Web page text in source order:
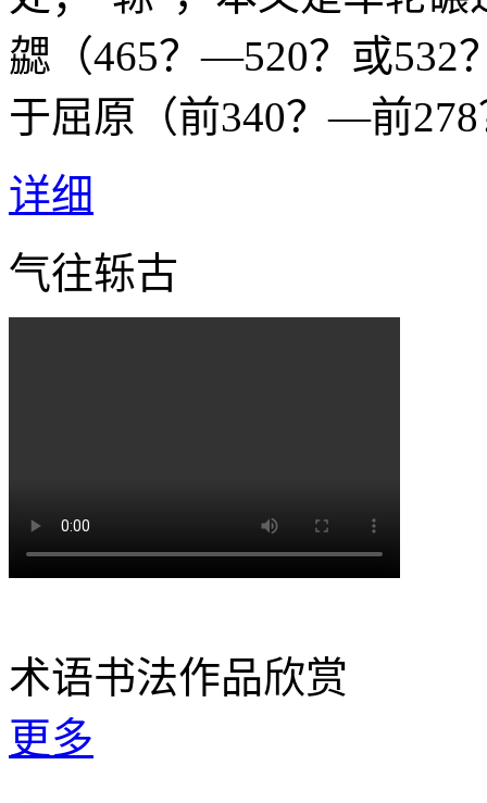
勰（465？—520？或532
于屈原（前340？—前
详细
气往轹古
术语书法作品欣赏
更多